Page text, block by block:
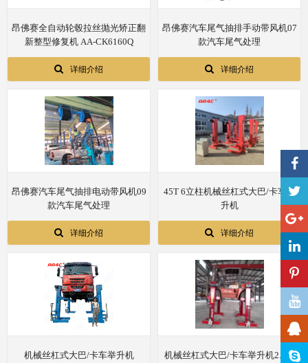
昂佛赛全自动轮毂拉丝抛光矫正翻
新整型修复机 AA-CK6160Q
详细介绍
昂佛赛汽车尾气抽排手动带风机07
款汽车尾气处理
详细介绍
昂佛赛汽车尾气抽排电动带风机09
款汽车尾气处理
详细介绍
45T 6立柱机械丝杠式大巴/卡车举
升机
详细介绍
机械丝杠式大巴/卡车举升机
机械丝杠式大巴/卡车举升机2.5T/